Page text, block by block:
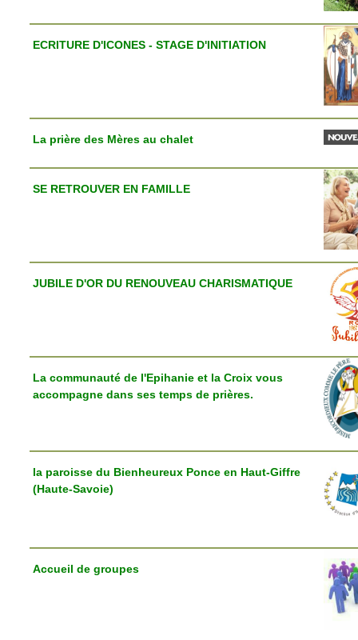
ECRITURE D'ICONES - STAGE D'INITIATION
La prière des Mères au chalet
SE RETROUVER EN FAMILLE
JUBILE D'OR DU RENOUVEAU CHARISMATIQUE
La communauté de l'Epihanie et la Croix vous
accompagne dans ses temps de prières.
la paroisse du Bienheureux Ponce en Haut-Giffre
(Haute-Savoie)
Accueil de groupes